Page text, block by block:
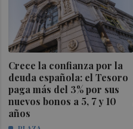
Crece la confianza por la
deuda española: el Tesoro
paga más del 3% por sus
nuevos bonos a 5, 7 y 10
años